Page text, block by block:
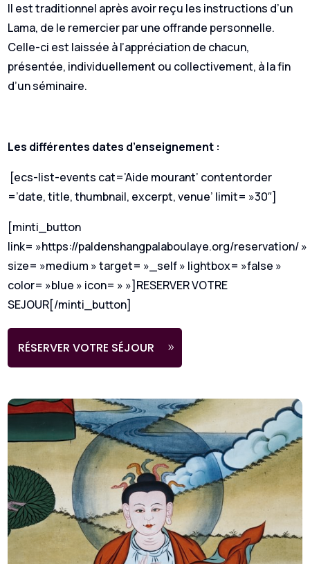
Il est traditionnel après avoir reçu les instructions d’un
Lama, de le remercier par une offrande personnelle.
Celle-ci est laissée à l’appréciation de chacun,
présentée, individuellement ou collectivement, à la fin
d’un séminaire.
Les différentes dates d’enseignement :
[ecs-list-events cat=’Aide mourant’ contentorder
=’date, title, thumbnail, excerpt, venue’ limit= »30″]
[minti_button
link= »https://paldenshangpalaboulaye.org/reservation/ »
size= »medium » target= »_self » lightbox= »false »
color= »blue » icon= » »]RESERVER VOTRE
SEJOUR[/minti_button]
RÉSERVER VOTRE SÉJOUR